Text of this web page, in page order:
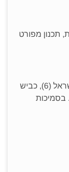
תכנון מפורט
צומת שוקת, נקודת המפגש בין כביש חוצה ישראל (6), כביש
המלח). בסמיכות